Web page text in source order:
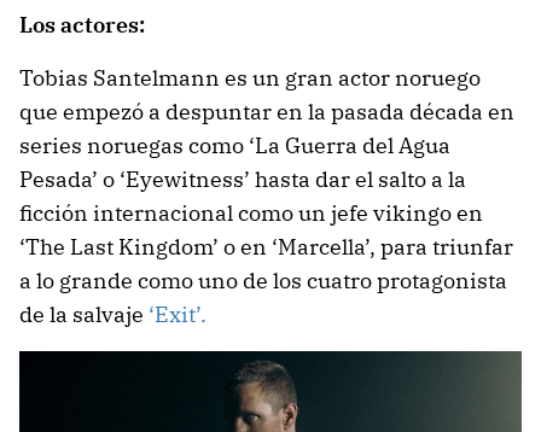
Los actores:
Tobias Santelmann es un gran actor noruego
que empezó a despuntar en la pasada década en
series noruegas como ‘La Guerra del Agua
Pesada’ o ‘Eyewitness’ hasta dar el salto a la
ficción internacional como un jefe vikingo en
‘The Last Kingdom’ o en ‘Marcella’, para triunfar
a lo grande como uno de los cuatro protagonista
de la salvaje ‘Exit’.